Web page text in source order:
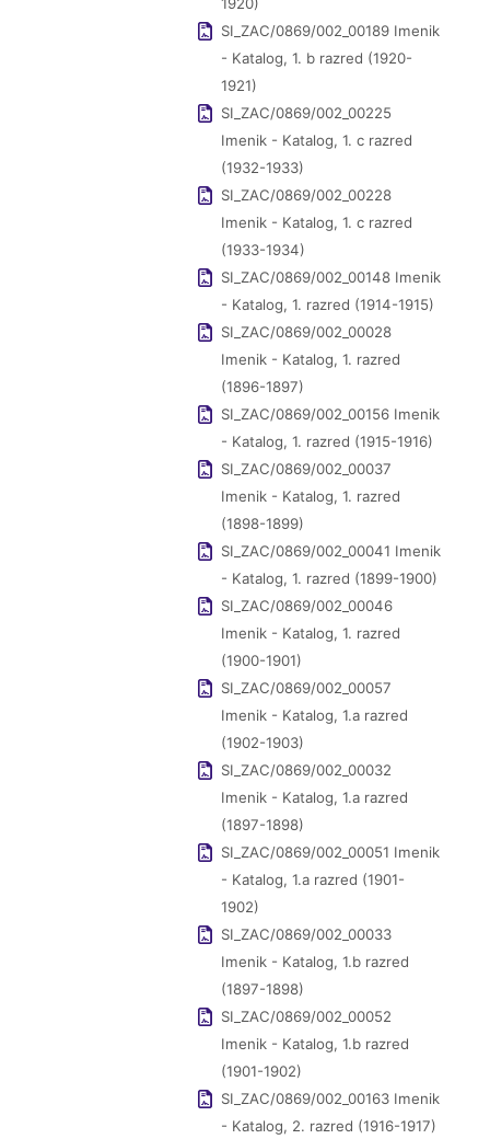
1920)
SI_ZAC/0869/002_00189 Imenik
- Katalog, 1. b razred (1920-
1921)
SI_ZAC/0869/002_00225
Imenik - Katalog, 1. c razred
(1932-1933)
SI_ZAC/0869/002_00228
Imenik - Katalog, 1. c razred
(1933-1934)
SI_ZAC/0869/002_00148 Imenik
- Katalog, 1. razred (1914-1915)
SI_ZAC/0869/002_00028
Imenik - Katalog, 1. razred
(1896-1897)
SI_ZAC/0869/002_00156 Imenik
- Katalog, 1. razred (1915-1916)
SI_ZAC/0869/002_00037
Imenik - Katalog, 1. razred
(1898-1899)
SI_ZAC/0869/002_00041 Imenik
- Katalog, 1. razred (1899-1900)
SI_ZAC/0869/002_00046
Imenik - Katalog, 1. razred
(1900-1901)
SI_ZAC/0869/002_00057
Imenik - Katalog, 1.a razred
(1902-1903)
SI_ZAC/0869/002_00032
Imenik - Katalog, 1.a razred
(1897-1898)
SI_ZAC/0869/002_00051 Imenik
- Katalog, 1.a razred (1901-
1902)
SI_ZAC/0869/002_00033
Imenik - Katalog, 1.b razred
(1897-1898)
SI_ZAC/0869/002_00052
Imenik - Katalog, 1.b razred
(1901-1902)
SI_ZAC/0869/002_00163 Imenik
- Katalog, 2. razred (1916-1917)